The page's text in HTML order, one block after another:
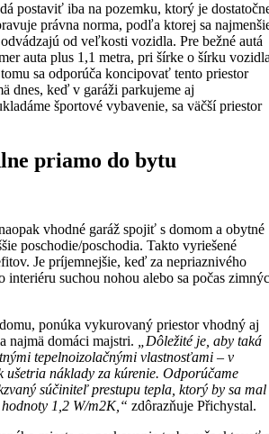
postaviť iba na pozemku, ktorý je
právna norma, podľa ktorej sa
od veľkosti vozidla. Pre bežné autá
auta plus 1,1 metra, pri šírke o šírku
sa odporúča koncipovať tento priestor
dnes, keď v garáži parkujeme aj
športové vybavenie, sa väčší priestor
priamo do bytu
vhodné garáž spojiť s domom a obytné
poschodie/poschodia. Takto vyriešené
Je príjemnejšie, keď za nepriaznivého
interiéru suchou nohou alebo sa počas
ponúka vykurovaný priestor vhodný aj
najmä domáci majstri.
„Dôležité je, aby taká
tepelnoizolačnými vlastnosťami – v
ušetria náklady za kúrenie. Odporúčame
súčiniteľ prestupu tepla, ktorý by sa mal
1,2 W/m2K,“zdôrazňuje Přichystal.